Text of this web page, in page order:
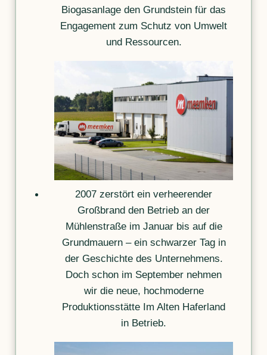
Biogasanlage den Grundstein für das
Engagement zum Schutz von Umwelt
und Ressourcen.
2007 zerstört ein verheerender
Großbrand den Betrieb an der
Mühlenstraße im Januar bis auf die
Grundmauern – ein schwarzer Tag in
der Geschichte des Unternehmens.
Doch schon im September nehmen
wir die neue, hochmoderne
Produktionsstätte Im Alten Haferland
in Betrieb.